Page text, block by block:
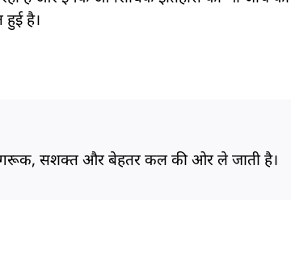
हुई है।
सशक्त और बेहतर कल की ओर ले जाती है।